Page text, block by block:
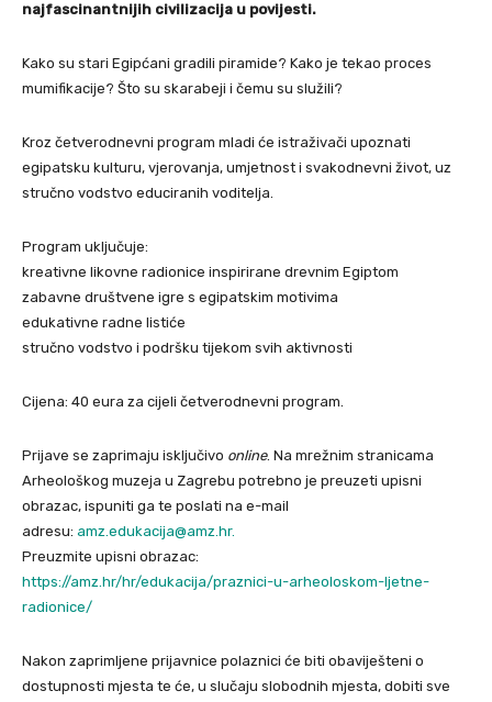
najfascinantnijih civilizacija u povijesti.
Kako su stari Egipćani gradili piramide? Kako je tekao proces
mumifikacije? Što su skarabeji i čemu su služili?
Kroz četverodnevni program mladi će istraživači upoznati
egipatsku kulturu, vjerovanja, umjetnost i svakodnevni život, uz
stručno vodstvo educiranih voditelja.
Program uključuje:
kreativne likovne radionice inspirirane drevnim Egiptom
zabavne društvene igre s egipatskim motivima
edukativne radne listiće
stručno vodstvo i podršku tijekom svih aktivnosti
Cijena: 40 eura za cijeli četverodnevni program.
Prijave se zaprimaju isključivo online. Na mrežnim stranicama
Arheološkog muzeja u Zagrebu potrebno je preuzeti upisni
obrazac, ispuniti ga te poslati na e-mail
adresu: amz.edukacija@amz.hr.
Preuzmite upisni obrazac:
https://amz.hr/hr/edukacija/praznici-u-arheoloskom-ljetne-
radionice/
Nakon zaprimljene prijavnice polaznici će biti obaviješteni o
dostupnosti mjesta te će, u slučaju slobodnih mjesta, dobiti sve